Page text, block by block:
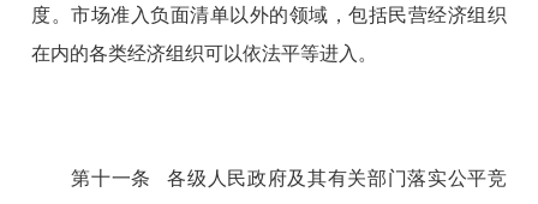
度。市场准入负面清单以外的领域，包括民营经济组织
在内的各类经济组织可以依法平等进入。
第十一条 各级人民政府及其有关部门落实公平竞